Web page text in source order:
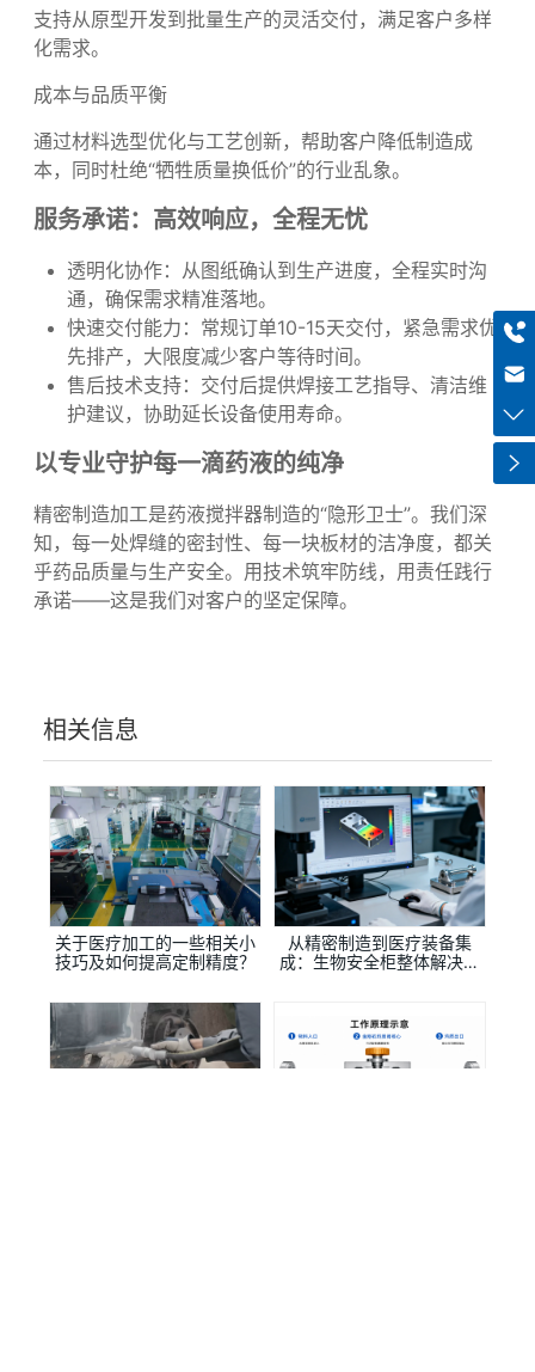
先进设备（如激光切割机、高精度折弯中心）配合洁净
生产工艺，兼顾精度与卫生标准。
支持从原型开发到批量生产的灵活交付，满足客户多样
化需求。
成本与品质平衡
通过材料选型优化与工艺创新，帮助客户降低制造成
本，同时杜绝“牺牲质量换低价”的行业乱象。
服务承诺：高效响应，全程无忧
透明化协作：从图纸确认到生产进度，全程实时沟
通，确保需求精准落地。
快速交付能力：常规订单10-15天交付，紧急需求优
先排产，大限度减少客户等待时间。
售后技术支持：交付后提供焊接工艺指导、清洁维
护建议，协助延长设备使用寿命。
以专业守护每一滴药液的纯净
精密制造加工是药液搅拌器制造的“隐形卫士”。我们深
相关信息
关于医疗加工的一些相关小
技巧及如何提高定制精度？
从精密制造到医疗装备集
成：生物安全柜整体解决方
案提供商
+8613318966480
haiqi.liang@chuntian-ctt.com